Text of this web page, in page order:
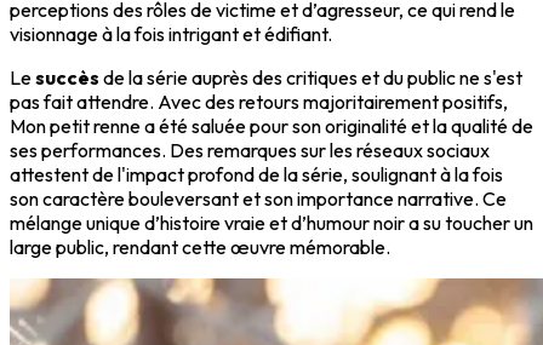
perceptions des rôles de victime et d’agresseur, ce qui rend le
visionnage à la fois intrigant et édifiant.
Lesuccès de la série auprès des critiques et du public ne s'est
pas fait attendre. Avec des retours majoritairement positifs,
Mon petit renne a été saluée pour son originalité et la qualité de
ses performances. Des remarques sur les réseaux sociaux
attestent de l'impact profond de la série, soulignant à la fois
son caractère bouleversant et son importance narrative. Ce
mélange unique d’histoire vraie et d’humour noir a su toucher un
large public, rendant cette œuvre mémorable.